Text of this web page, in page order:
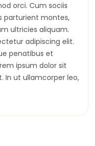
orci. Cum sociis
parturient montes,
ultricies aliquam.
adipiscing elit.
penatibus et
ipsum dolor sit
In ut ullamcorper leo,